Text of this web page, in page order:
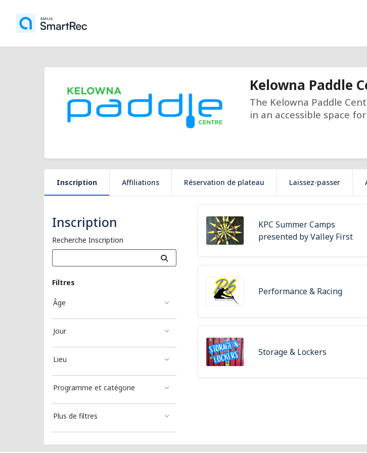
Kelowna Paddle
The Kelowna Paddle
in an accessible space
Inscription Affiliations Réservation de plateau Laissez-passer
Inscription
Recherche Inscription
Filtres
Âge
Jour
Lieu
Programme et catégorie
Plus de filtres
KPC Summer Camps
presented by Valley First
Performance & Racing
Storage & Lockers